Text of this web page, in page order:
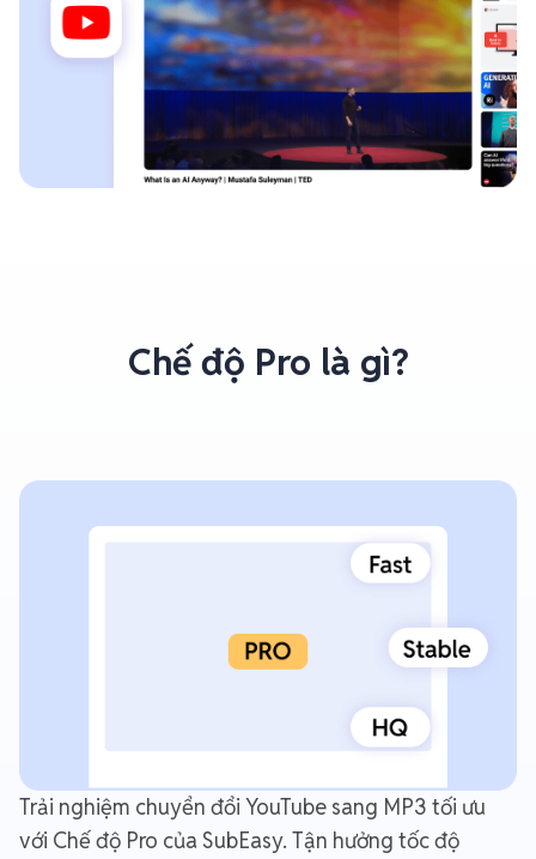
Chế độ Pro là gì?
Trải nghiệm chuyển đổi YouTube sang MP3 tối ưu
với Chế độ Pro của SubEasy. Tận hưởng tốc độ